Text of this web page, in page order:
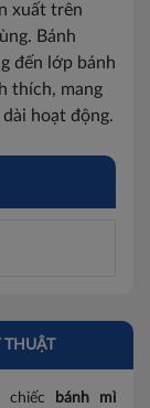
xuất trên
Bánh
đến lớp bánh
thích, mang
hoạt động.
chiếc
bánh mì